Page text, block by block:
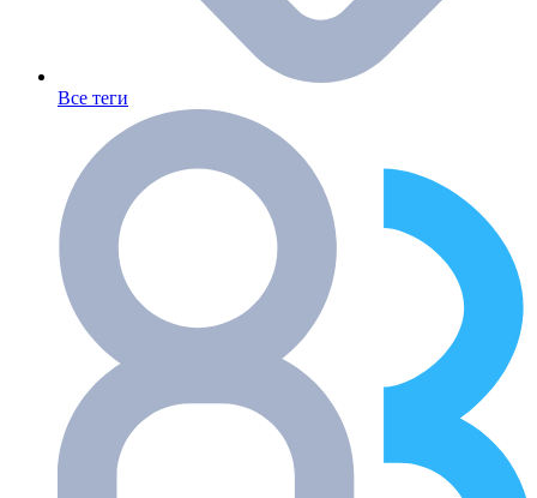
Все теги